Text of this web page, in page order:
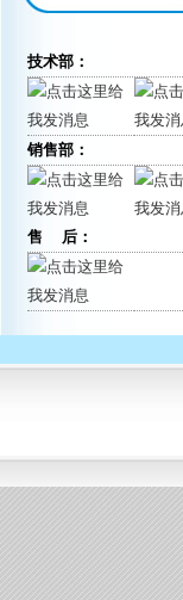
技术部：
销售部：
售 后：